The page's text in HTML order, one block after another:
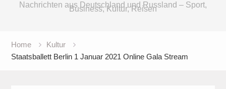
Nachrichten aus Deutschland und Russland – Sport,
Business, Kultur, Reisen
Home
Kultur
Staatsballett Berlin 1 Januar 2021 Online Gala Stream